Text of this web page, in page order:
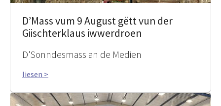
D’Mass vum 9 August gëtt vun der
Giischterklaus iwwerdroen
D'Sonndesmass an de Medien
liesen >